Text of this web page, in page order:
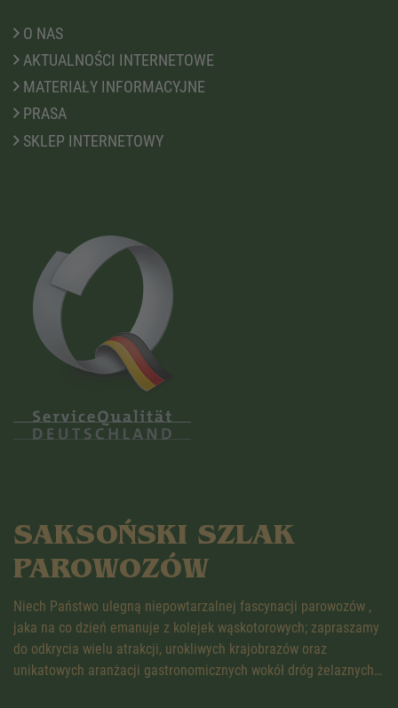
O NAS
AKTUALNOŚCI INTERNETOWE
MATERIAŁY INFORMACYJNE
PRASA
SKLEP INTERNETOWY
SAKSOŃSKI SZLAK
PAROWOZÓW
Niech Państwo ulegną niepowtarzalnej fascynacji parowozów ,
jaka na co dzień emanuje z kolejek wąskotorowych; zapraszamy
do odkrycia wielu atrakcji, urokliwych krajobrazów oraz
unikatowych aranżacji gastronomicznych wokół dróg żelaznych…